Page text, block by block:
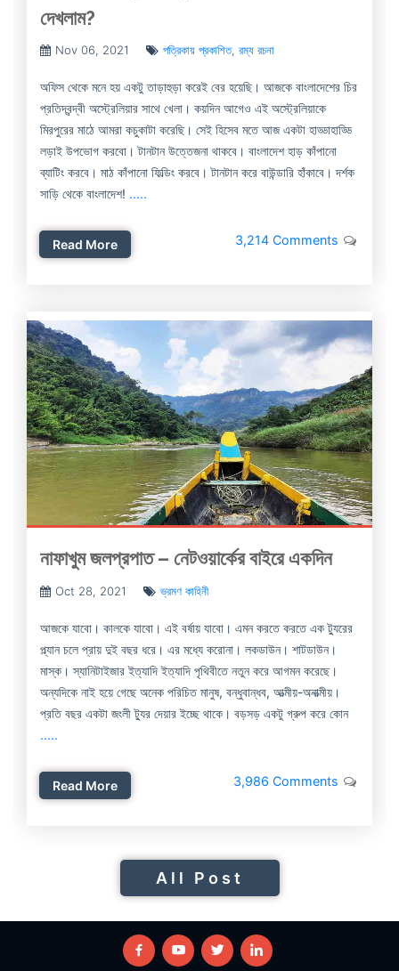
দেখলাম?
Nov 06, 2021 পত্রিকায় প্রকাশিত, রম্য রচনা
অফিস থেকে মনে হয় একটু তাড়াহুড়া করেই বের হয়েছি। আজকে বাংলাদেশের চির
প্রতিদ্বন্দ্বী অস্ট্রেলিয়ার সাথে খেলা। কয়দিন আগেও এই অস্ট্রেলিয়াকে
মিরপুরের মাঠে আমরা কচুকাটা করেছি। সেই হিসেব মতে আজ একটা হাড্ডাহাড্ডি
লড়াই উপভোগ করবো। টানটান উত্তেজনা থাকবে। বাংলাদেশ হাড় কাঁপানো
ব্যাটিং করবে। মাঠ কাঁপানো ফিল্ডিং করবে। টানটান করে বাউন্ডারি হাঁকাবে। দর্শক
সাড়ি থেকে বাংলাদেশ! .....
Read More 3,214 Comments
নাফাখুম জলপ্রপাত – নেটওয়ার্কের বাইরে একদিন
Oct 28, 2021 ভ্রমণ কাহিনী
আজকে যাবো। কালকে যাবো। এই বর্ষায় যাবো। এমন করতে করতে এক ট্যুরের
প্ল্যান চলে প্রায় দুই বছর ধরে। এর মধ্যে করোনা। লকডাউন। শাটডাউন।
মাস্ক। স্যানিটাইজার ইত্যাদি ইত্যাদি পৃথিবীতে নতুন করে আগমন করেছে।
অন্যদিকে নাই হয়ে গেছে অনেক পরিচিত মানুষ, বন্ধুবান্ধব, আত্মীয়-অনাত্মীয়।
প্রতি বছর একটা জংলী ট্যুর দেয়ার ইচ্ছে থাকে। বড়সড় একটু গ্রুপ করে কোন
.....
Read More 3,986 Comments
All Post